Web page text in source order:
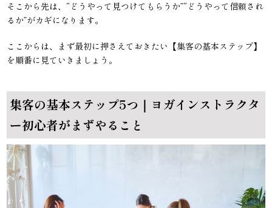
そこから先は、“どうやって見つけてもらうか”“どうやって信頼され
るか”がカギになります。
ここからは、まず最初に押さえておきたい【集客の基本ステップ】
を順番に見ていきましょう。
集客の基本ステップ5つ｜ヨガインストラクタ
ー初心者がまずやること